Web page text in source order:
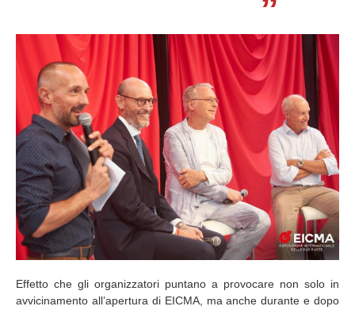
Effetto che gli organizzatori puntano a provocare non solo in
avvicinamento all’apertura di EICMA, ma anche durante e dopo